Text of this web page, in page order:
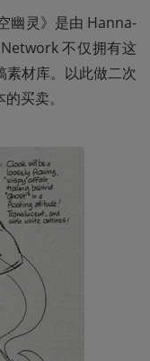
幽灵》是由 Hanna-
不仅拥有这
素材库。以此做二次
买卖。